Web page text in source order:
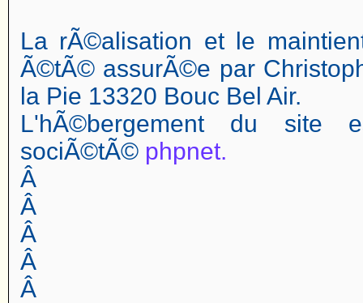
La rÃ©alisation et le
Ã©tÃ© assurÃ©e par
la Pie 13320 Bouc Bel Air.
L'hÃ©bergement du site
sociÃ©tÃ© phpnet.
Â
Â
Â
Â
Â